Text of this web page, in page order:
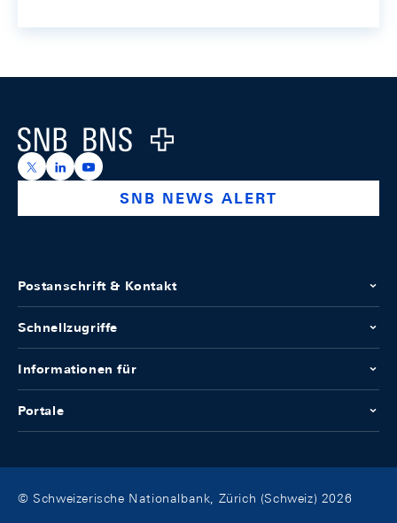
Logo
https://x.com/snb_bns
https://ch.linkedin.com/company/swiss-national-
https://www.youtube.com/@swissnationalbank
SNB NEWS ALERT
Postanschrift & Kontakt
Schnellzugriffe
Informationen für
Portale
© Schweizerische Nationalbank, Zürich (Schweiz) 2026